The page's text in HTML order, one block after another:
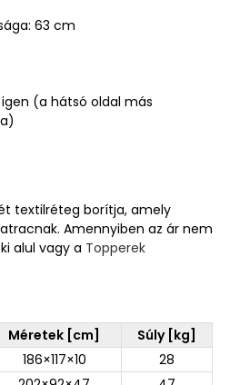
63 cm
(a hátsó oldal más
textilréteg borítja, amely
Amennyiben az ár nem
alul vagy a Topperek
Méretek [cm]
Súly [kg]
186×117×10
28